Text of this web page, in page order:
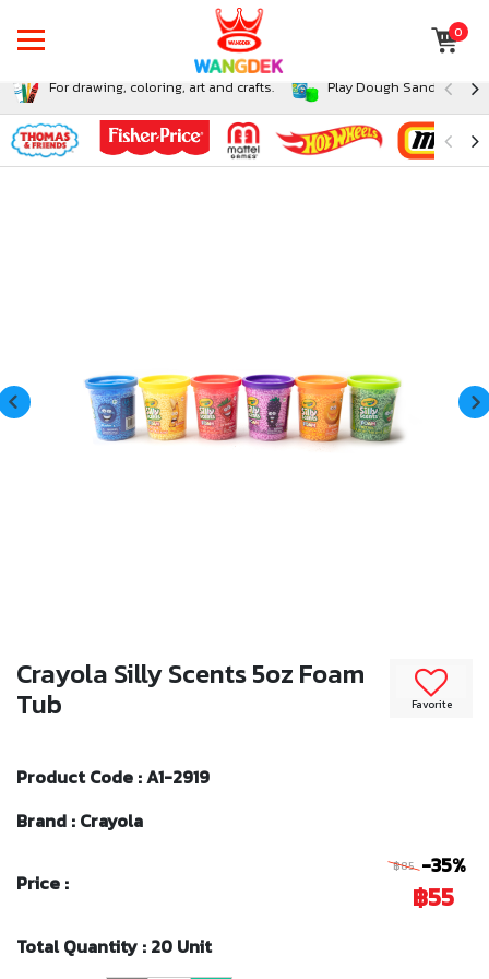
0
For drawing, coloring, art and crafts. Play Dough Sand and
Favorite
Crayola Silly Scents 5oz Foam
Tub
Product Code : A1-2919
Brand : Crayola
Price :
฿85 -35%
฿55
Total Quantity : 20 Unit